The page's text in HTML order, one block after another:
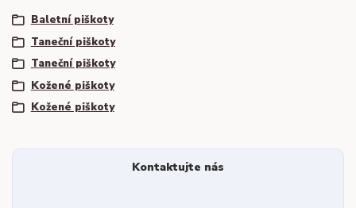
Baletní piškoty
Taneční piškoty
Taneční piškoty
Kožené piškoty
Kožené piškoty
Kontaktujte nás